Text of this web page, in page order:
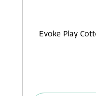
Evoke Play